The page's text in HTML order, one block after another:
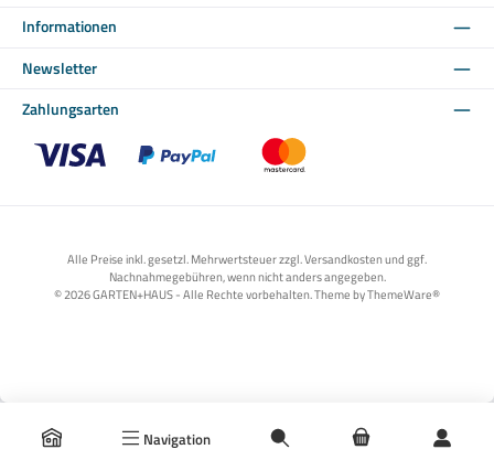
Navigation
Informationen
Newsletter
Zahlungsarten
Alle Preise inkl. gesetzl. Mehrwertsteuer zzgl. Versandkosten und ggf.
Nachnahmegebühren, wenn nicht anders angegeben.
© 2026 GARTEN+HAUS - Alle Rechte vorbehalten. Theme byThemeWare®